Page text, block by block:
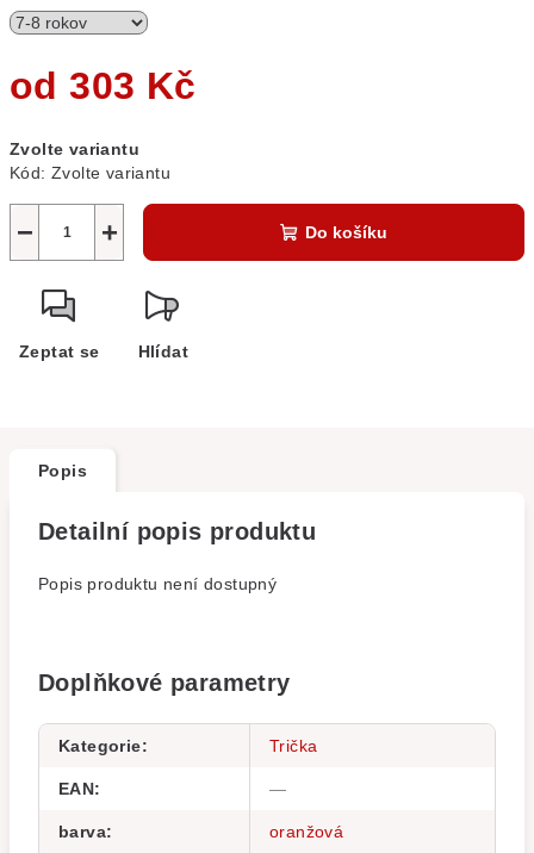
od303 Kč
cena:
Zvolte variantu
Kód: Zvolte variantu
+
− Do košíku
Zeptat se Hlídat
Popis
Detailní popis produktu
Popis produktu není dostupný
Doplňkové parametry
Kategorie: Trička
EAN: —
barva: oranžová